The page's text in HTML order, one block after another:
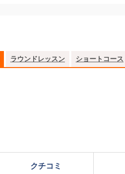
ラウンドレッスン ショートコース
クチコミ